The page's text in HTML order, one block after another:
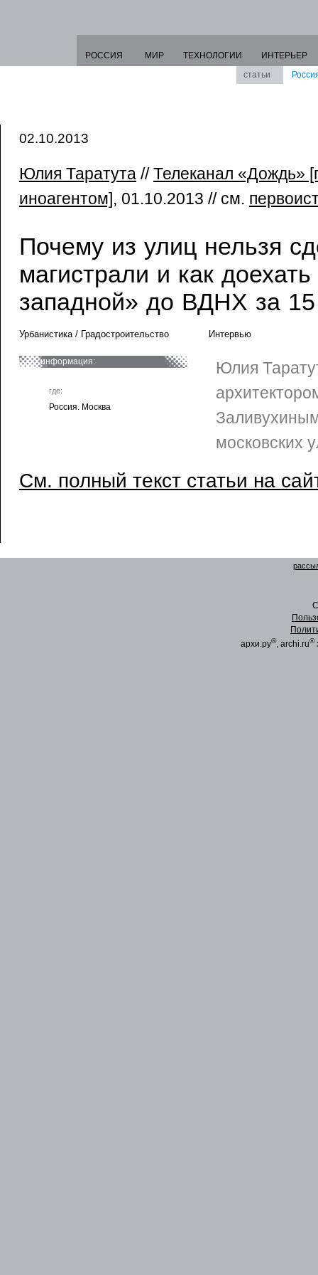
РОССИЯ МИР ТЕХНОЛОГИИ
ИНТЕРЬЕР
статьи
02.10.2013
Юлия Таратута //Телеканал «Дождь»
иноагентом], 01.10.2013 // см.
Почему из улиц нельзя
магистрали и как
западной» до ВДНХ за
Урбанистика / Градостроительство Интервью
информация:
где:
Россия. Москва
Юлия
московских
См. полный текст статьи на
архи.ру®, archi.ru®